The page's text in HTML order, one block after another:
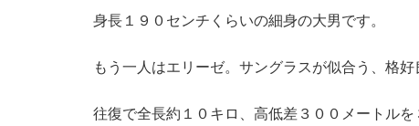
身長１９０センチくらいの細身の大男です。
もう一人はエリーゼ。サングラスが似合う、格好
往復で全長約１０キロ、高低差３００メートル